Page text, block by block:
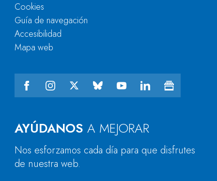
AYÚDANOS A MEJORAR
Nos esforzamos cada día para que disfrutes
de nuestra web.
Cookies
Guía de navegación
Accesibilidad
Mapa web